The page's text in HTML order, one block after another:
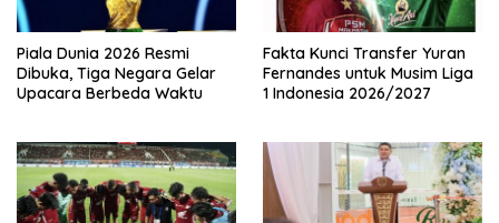
Piala Dunia 2026 Resmi
Dibuka, Tiga Negara Gelar
Upacara Berbeda Waktu
Fakta Kunci Transfer Yuran
Fernandes untuk Musim Liga
1 Indonesia 2026/2027